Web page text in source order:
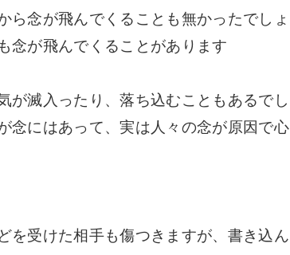
ら念が飛んでくることも無かったでしょ
念が飛んでくることがあります
が滅入ったり、落ち込むこともあるでし
念にはあって、実は人々の念が原因で心
を受けた相手も傷つきますが、書き込ん